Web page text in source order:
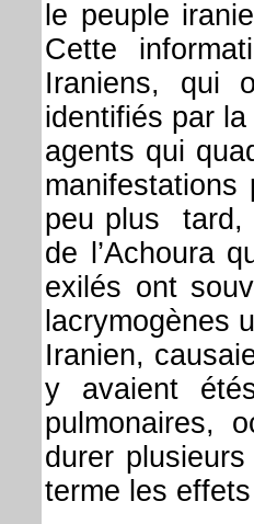
le peuple
Cette
Iraniens, qui
identifiés par
agents qui
peu plus tard,
de l’Achoura
exilés ont
lacrymogènes
Iranien,
y avaient
pulmonaires,
durer
terme les